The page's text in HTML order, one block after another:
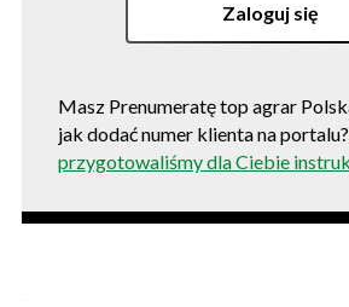
Zaloguj się
Masz Prenumeratę top agrar
jak dodać numer klienta na portalu?
przygotowaliśmy dla Ciebie